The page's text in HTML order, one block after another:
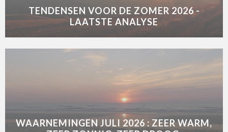
TENDENSEN VOOR DE ZOMER 2026 -
LAATSTE ANALYSE
WAARNEMINGEN JULI 2026 : ZEER WARM,